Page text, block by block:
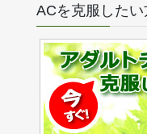
ACを克服したい